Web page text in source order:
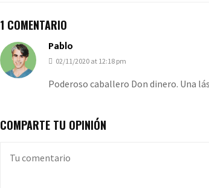
1 COMENTARIO
Pablo
02/11/2020 at 12:18 pm
Poderoso caballero Don dinero. Una
COMPARTE TU OPINIÓN